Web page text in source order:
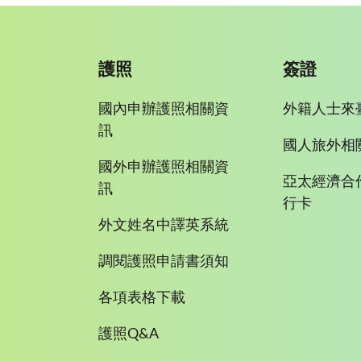
護照
國內申辦護照相關資
訊
國外申辦護照相關資
訊
外文姓名中譯英系統
調閱護照申請書須知
各項表格下載
護照Q&A
簽證
外籍人士來
國人旅外相
亞太經濟合
行卡